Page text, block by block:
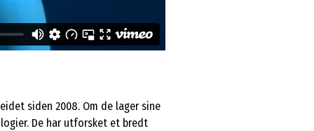
siden 2008. Om de lager sine
De har utforsket et bredt